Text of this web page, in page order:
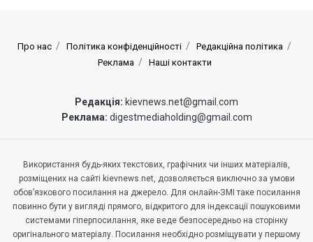
Про нас Політика конфіденційності
Редакційна політика
Реклама
Наші контакти
Редакція: kievnews.net@gmail.com
Реклама: digestmediaholding@gmail.com
Використання будь-яких текстових, графічних чи інших матеріалів,
розміщених на сайті kievnews.net, дозволяється виключно за умови
обов’язкового посилання на джерело. Для онлайн-ЗМІ таке посилання
повинно бути у вигляді прямого, відкритого для індексації пошуковими
системами гіперпосилання, яке веде безпосередньо на сторінку
оригінального матеріалу. Посилання необхідно розміщувати у першому